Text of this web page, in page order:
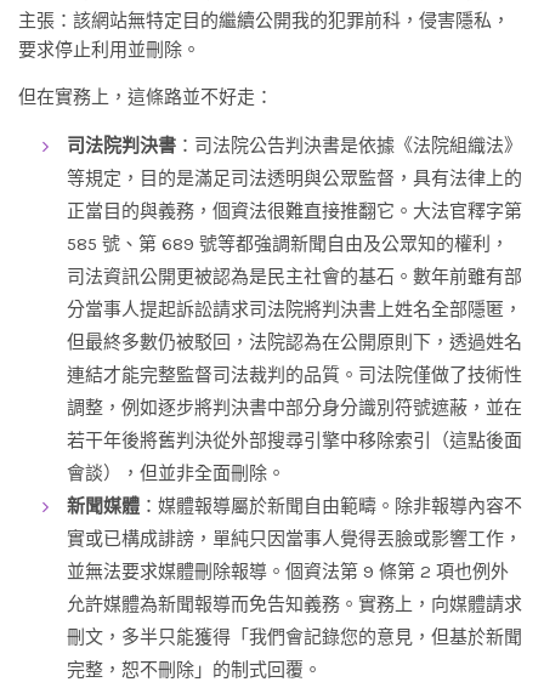
主張：該網站無特定目的繼續公開我的犯罪前科，侵害隱私，
要求停止利用並刪除。
但在實務上，這條路並不好走：
司法院判決書 ：司法院公告判決書是依據《法院組織法》
等規定，目的是滿足司法透明與公眾監督，具有法律上的
正當目的與義務，個資法很難直接推翻它。大法官釋字第
585 號、第 689 號等都強調新聞自由及公眾知的權利，
司法資訊公開更被認為是民主社會的基石。數年前雖有部
分當事人提起訴訟請求司法院將判決書上姓名全部隱匿，
但最終多數仍被駁回，法院認為在公開原則下，透過姓名
連結才能完整監督司法裁判的品質。司法院僅做了技術性
調整，例如逐步將判決書中部分身分識別符號遮蔽，並在
若干年後將舊判決從外部搜尋引擎中移除索引（這點後面
會談），但並非全面刪除。
新聞媒體 ：媒體報導屬於新聞自由範疇。除非報導內容不
實或已構成誹謗，單純只因當事人覺得丟臉或影響工作，
並無法要求媒體刪除報導。個資法第 9 條第 2 項也例外
允許媒體為新聞報導而免告知義務。實務上，向媒體請求
刪文，多半只能獲得「我們會記錄您的意見，但基於新聞
完整，恕不刪除」的制式回覆。